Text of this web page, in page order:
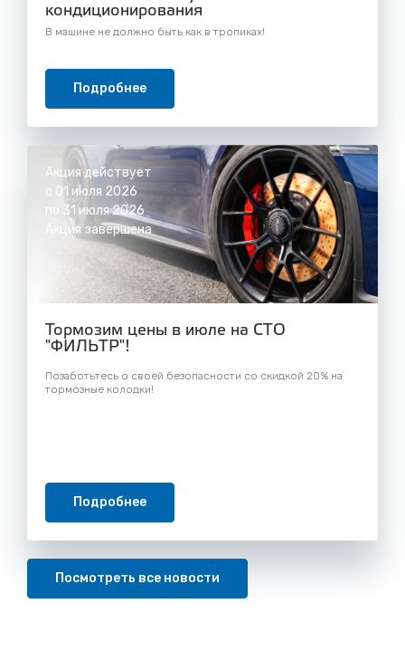
кондиционирования
В машине не должно быть как в тропиках!
Подробнее
Акция действует
с 01 июля 2026
по 31 июля 2026
Акция завершена
Тормозим цены в июле на СТО
"ФИЛЬТР"!
Позаботьтесь о своей безопасности со скидкой 20% на
тормозные колодки!
Подробнее
Посмотреть все новости